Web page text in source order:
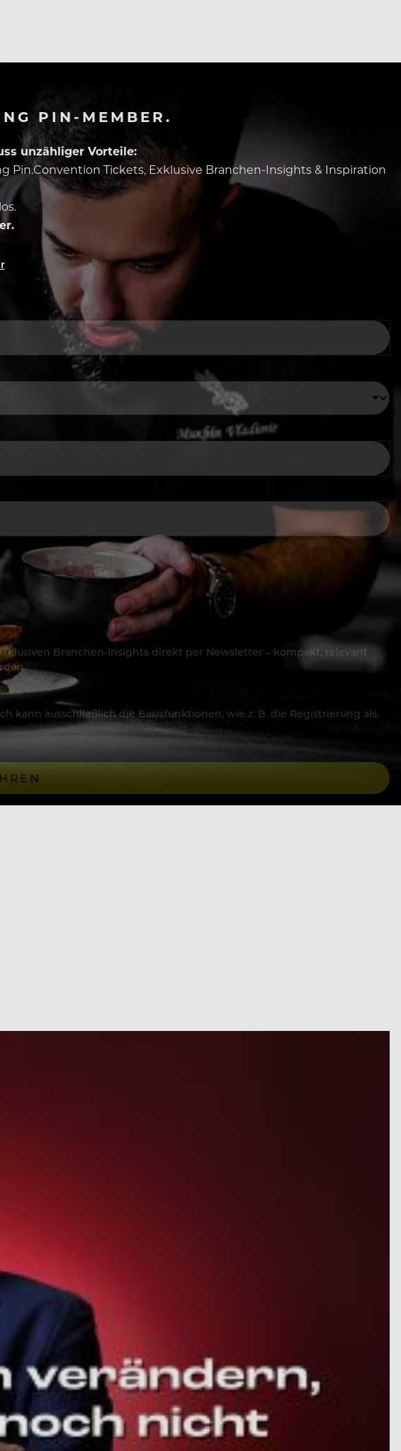
PIN-MEMBER.
unzähliger Vorteile:
Pin.Convention Tickets, Exklusive Branchen-Insights & Inspiration
Branchen-Insights direkt per Newsletter – kompakt, relevant
kann ausschließlich die Basisfunktionen, wie z. B. die Registrierung als